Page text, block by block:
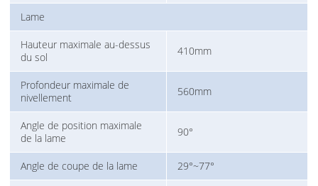
Lame
Hauteur maximale au-dessus
du sol
410mm
Profondeur maximale de
nivellement
560mm
Angle de position maximale
de la lame
90°
Angle de coupe de la lame 29°~77°